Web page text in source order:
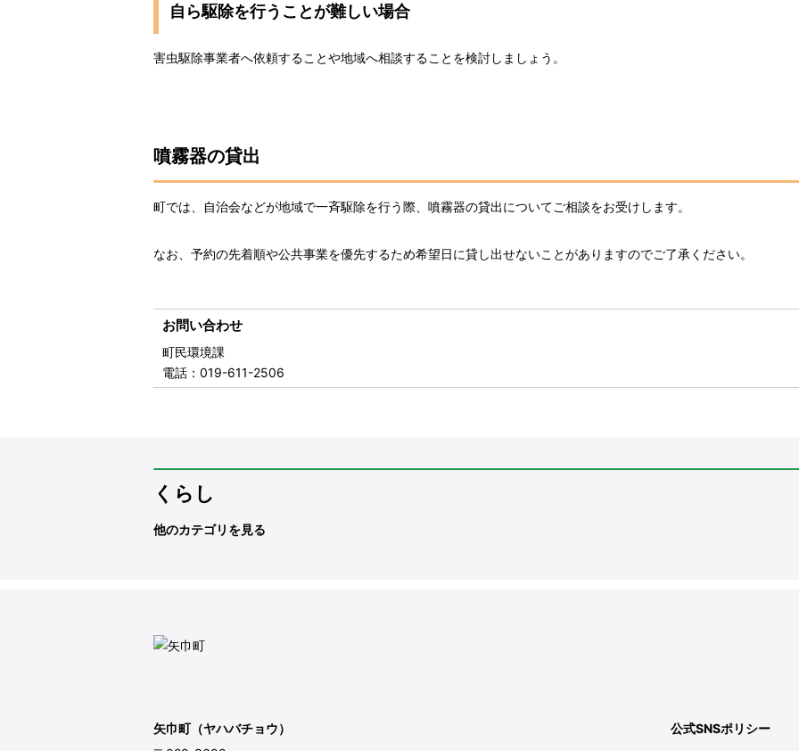
自ら駆除を行うことが難しい場合
害虫駆除事業者へ依頼することや地域へ相談することを検討しましょう。
噴霧器の貸出
町では、自治会などが地域で一斉駆除を行う際、噴霧器の貸出についてご相談をお受けします。
なお、予約の先着順や公共事業を優先するため希望日に貸し出せないことがありますのでご了承ください。
お問い合わせ
町民環境課
電話 ：019-611-2506
くらし
他のカテゴリを見る
矢巾町（ヤハバチョウ）
公式SNSポリシー